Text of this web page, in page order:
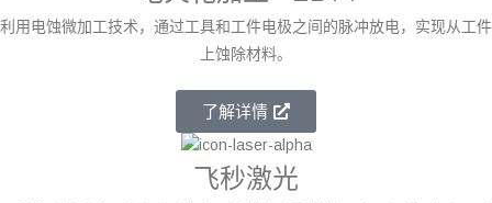
利用电蚀微加工技术，通过工具和工件电极之间的脉冲放电，实现从工件
上蚀除材料。
了解详情
飞秒激光